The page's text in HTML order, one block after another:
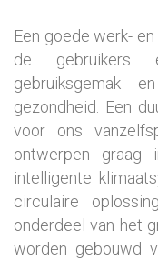
Een goede werk-
de gebruikers
gebruiksgemak
gezondheid. Een
voor ons
ontwerpen graag
intelligente
circulaire
onderdeel van het
worden gebouwd